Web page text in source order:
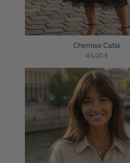
Chemise Catia
45,00 €